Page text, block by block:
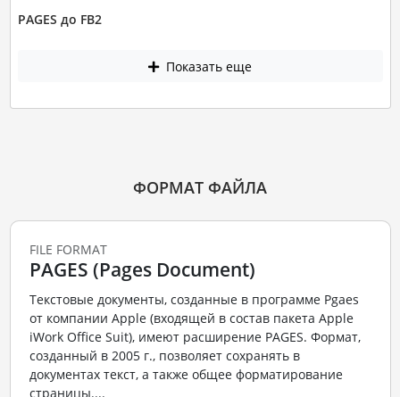
PAGES до FB2
Показать еще
ФОРМАТ ФАЙЛА
FILE FORMAT
PAGES (Pages Document)
Текстовые документы, созданные в программе Pgaes
от компании Apple (входящей в состав пакета Apple
iWork Office Suit), имеют расширение PAGES. Формат,
созданный в 2005 г., позволяет сохранять в
документах текст, а также общее форматирование
страницы....